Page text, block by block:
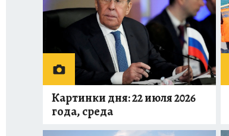
Картинки дня: 22 июля 2026
года, среда